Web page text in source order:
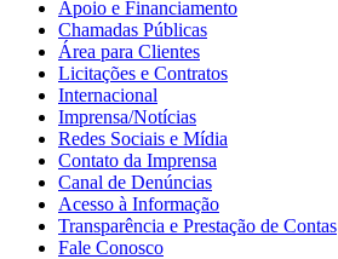
Apoio e Financiamento
Chamadas Públicas
Área para Clientes
Licitações e Contratos
Internacional
Imprensa/Notícias
Redes Sociais e Mídia
Contato da Imprensa
Canal de Denúncias
Acesso à Informação
Transparência e Prestação de Contas
Fale Conosco